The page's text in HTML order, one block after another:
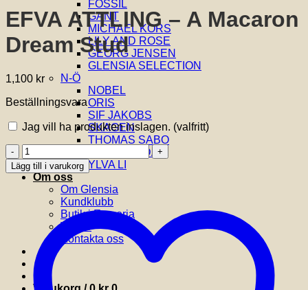
FOSSIL
GANT
MICHAEL KORS
LILY AND ROSE
GEORG JENSEN
GLENSIA SELECTION
N-Ö
NOBEL
ORIS
SIF JAKOBS
SKAGEN
THOMAS SABO
VIDAL & VIDAL
YLVA LI
Om oss
Om Glensia
Kundklubb
Butik i Emporia
Villkor
Kontakta oss
EFVA ATTLING – A Macaron
Dream Stud
1,100 kr
Beställningsvara
Jag vill ha produkten inslagen. (valfritt)
EFVA
ATTLING
-
Macaron
Dream
mängd
Lägg till i varukorg